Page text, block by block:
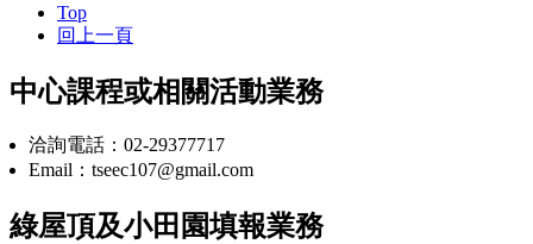
Top
回上一頁
中心課程或相關活動業務
洽詢電話：02-29377717
Email：tseec107@gmail.com
綠屋頂及小田園填報業務